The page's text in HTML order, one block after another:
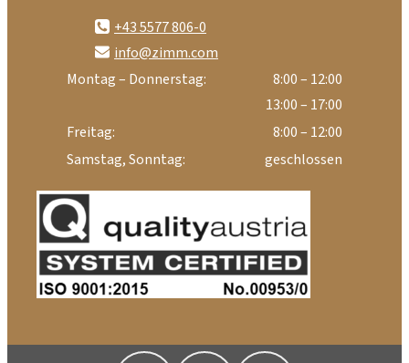
+43 5577 806-0
info@zimm.com
Montag – Donnerstag:
8:00 – 12:00
13:00 – 17:00
Freitag:
8:00 – 12:00
Samstag, Sonntag:
geschlossen